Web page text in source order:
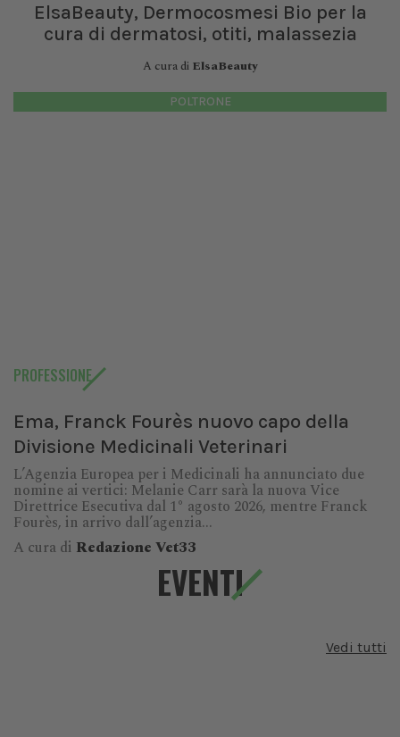
ElsaBeauty, Dermocosmesi Bio per la
cura di dermatosi, otiti, malassezia
A cura di ElsaBeauty
POLTRONE
PROFESSIONE
Ema, Franck Fourès nuovo capo della
Divisione Medicinali Veterinari
L’Agenzia Europea per i Medicinali ha annunciato due
nomine ai vertici: Melanie Carr sarà la nuova Vice
Direttrice Esecutiva dal 1° agosto 2026, mentre Franck
Fourès, in arrivo dall’agenzia...
A cura di Redazione Vet33
EVENTI
Vedi tutti